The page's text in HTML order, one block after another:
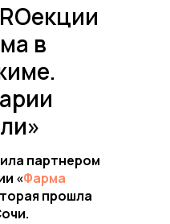
в
партнером
«Фарма
прошла